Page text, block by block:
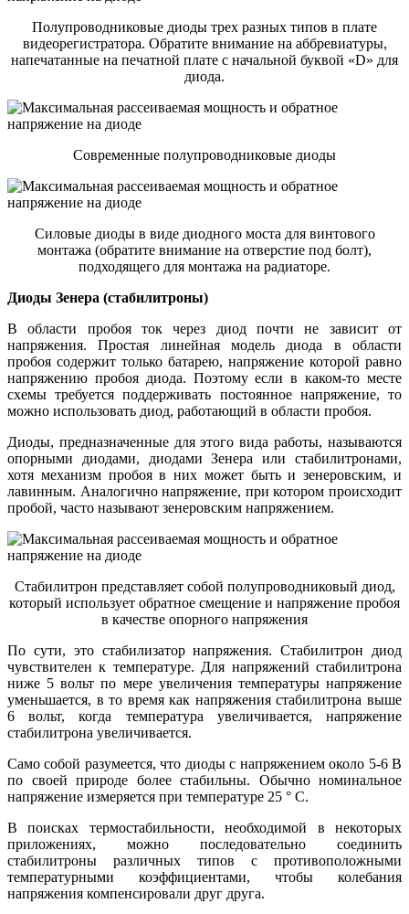
Полупроводниковые диоды трех разных типов в плате
видеорегистратора. Обратите внимание на аббревиатуры,
напечатанные на печатной плате с начальной буквой «D» для
диода.
Современные полупроводниковые диоды
Силовые диоды в виде диодного моста для винтового
монтажа (обратите внимание на отверстие под болт),
подходящего для монтажа на радиаторе.
Диоды Зенера (стабилитроны)
В области пробоя ток через диод почти не зависит от
напряжения. Простая линейная модель диода в области
пробоя содержит только батарею, напряжение которой равно
напряжению пробоя диода. Поэтому если в каком-то месте
схемы требуется поддерживать постоянное напряжение, то
можно использовать диод, работающий в области пробоя.
Диоды, предназначенные для этого вида работы, называются
опорными диодами, диодами Зенера или стабилитронами,
хотя механизм пробоя в них может быть и зенеровским, и
лавинным. Аналогично напряжение, при котором происходит
пробой, часто называют зенеровским напряжением.
Стабилитрон представляет собой полупроводниковый диод,
который использует обратное смещение и напряжение пробоя
в качестве опорного напряжения
По сути, это стабилизатор напряжения. Стабилитрон диод
чувствителен к температуре. Для напряжений стабилитрона
ниже 5 вольт по мере увеличения температуры напряжение
уменьшается, в то время как напряжения стабилитрона выше
6 вольт, когда температура увеличивается, напряжение
стабилитрона увеличивается.
Само собой разумеется, что диоды с напряжением около 5-6 В
по своей природе более стабильны. Обычно номинальное
напряжение измеряется при температуре 25 ° C.
В поисках термостабильности, необходимой в некоторых
приложениях, можно последовательно соединить
стабилитроны различных типов с противоположными
температурными коэффициентами, чтобы колебания
напряжения компенсировали друг друга.